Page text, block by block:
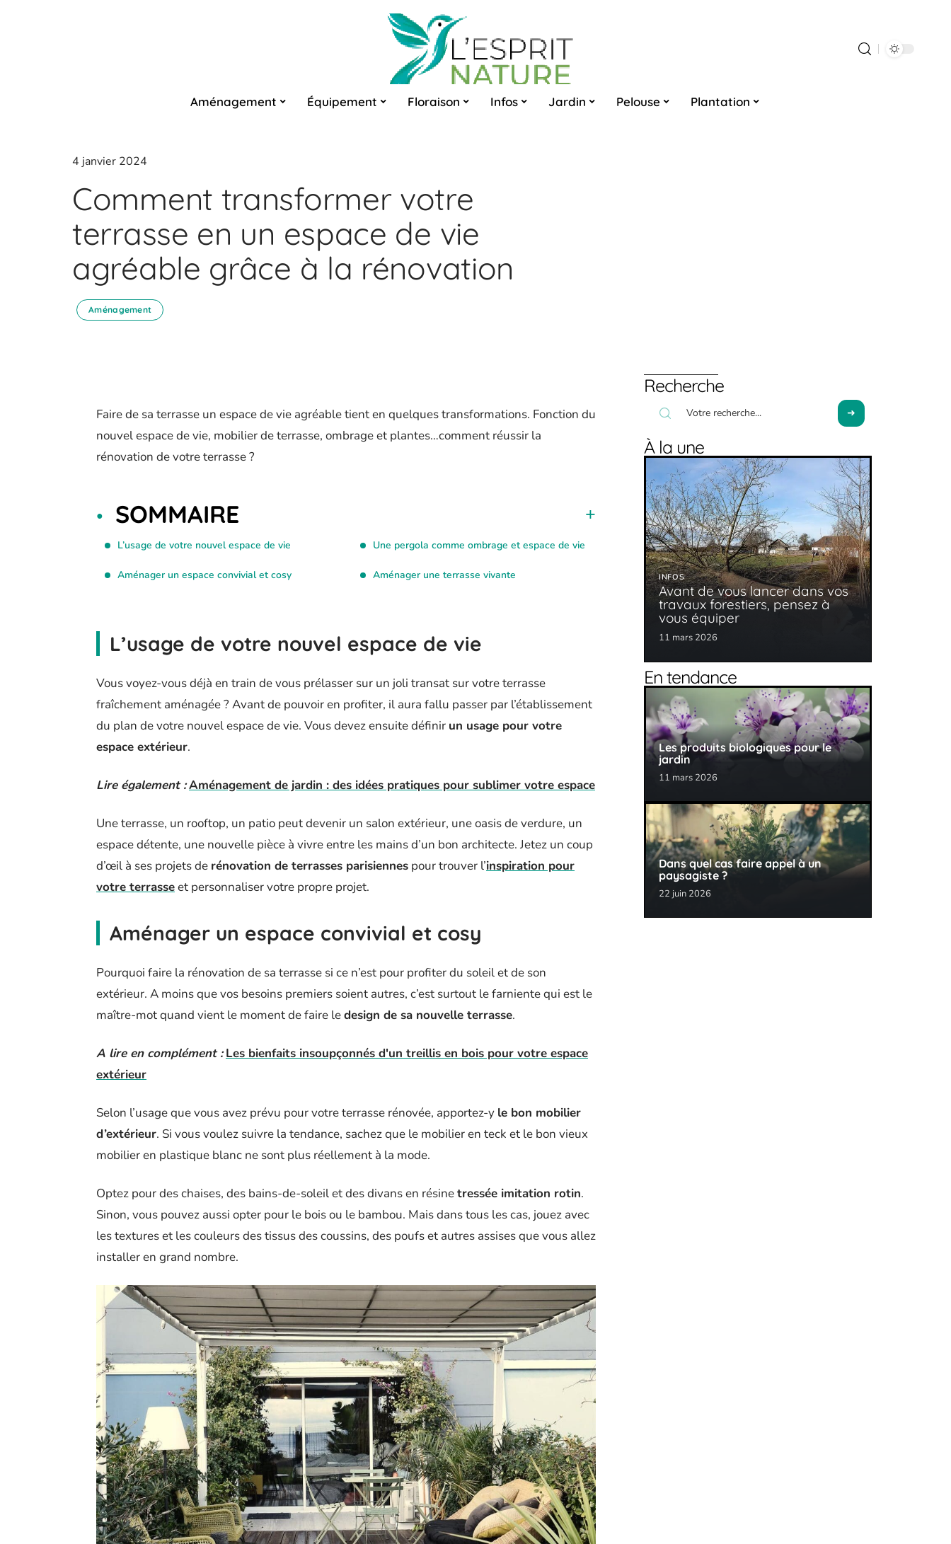
Aménagement Équipement Floraison Infos Jardin Pelouse Plantation
4 janvier 2024
Comment transformer votre
terrasse en un espace de vie
agréable grâce à la rénovation
Aménagement
Faire de sa terrasse un espace de vie agréable tient en quelques transformations. Fonction du
nouvel espace de vie, mobilier de terrasse, ombrage et plantes…comment réussir la
rénovation de votre terrasse ?
SOMMAIRE
L’usage de votre nouvel espace de vie
Aménager un espace convivial et cosy
Une pergola comme ombrage et espace de vie
Aménager une terrasse vivante
L’usage de votre nouvel espace de vie
Vous voyez-vous déjà en train de vous prélasser sur un joli transat sur votre terrasse
fraîchement aménagée ? Avant de pouvoir en profiter, il aura fallu passer par l’établissement
du plan de votre nouvel espace de vie. Vous devez ensuite définir un usage pour votre
espace extérieur.
Lire également :Aménagement de jardin : des idées pratiques pour sublimer votre espace
Une terrasse, un rooftop, un patio peut devenir un salon extérieur, une oasis de verdure, un
espace détente, une nouvelle pièce à vivre entre les mains d’un bon architecte. Jetez un coup
d’œil à ses projets de rénovation de terrasses parisiennes pour trouver l’inspiration pour
votre terrasseet personnaliser votre propre projet.
Aménager un espace convivial et cosy
Pourquoi faire la rénovation de sa terrasse si ce n’est pour profiter du soleil et de son
extérieur. A moins que vos besoins premiers soient autres, c’est surtout le farniente qui est le
maître-mot quand vient le moment de faire ledesign de sa nouvelle terrasse.
A lire en complément : Les bienfaits insoupçonnés d'un treillis en bois pour votre espace
extérieur
Selon l’usage que vous avez prévu pour votre terrasse rénovée, apportez-y le bon mobilier
d’extérieur. Si vous voulez suivre la tendance, sachez que le mobilier en teck et le bon vieux
mobilier en plastique blanc ne sont plus réellement à la mode.
Optez pour des chaises, des bains-de-soleil et des divans en résinetressée imitation rotin.
Sinon, vous pouvez aussi opter pour le bois ou le bambou. Mais dans tous les cas, jouez avec
les textures et les couleurs des tissus des coussins, des poufs et autres assises que vous allez
installer en grand nombre.
Recherche
À la une
INFOS
Avant de vous lancer dans vos
travaux forestiers, pensez à
vous équiper
11 mars 2026
En tendance
Les produits biologiques pour le
jardin
11 mars 2026
Dans quel cas faire appel à un
paysagiste ?
22 juin 2026